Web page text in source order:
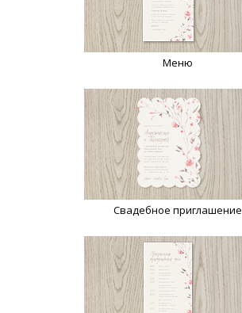
Меню
Свадебное приглашение